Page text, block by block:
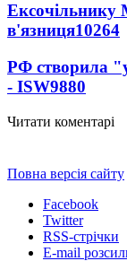
Ексочільнику
в'язниця10264
РФ створила
- ISW9880
Читати коментарі
Повна версія сайту
Facebook
Twitter
RSS-стрічки
E-mail